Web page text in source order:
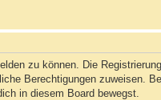
zu können. Die
Berechtigungen zuweisen.
in diesem Board bewegst.